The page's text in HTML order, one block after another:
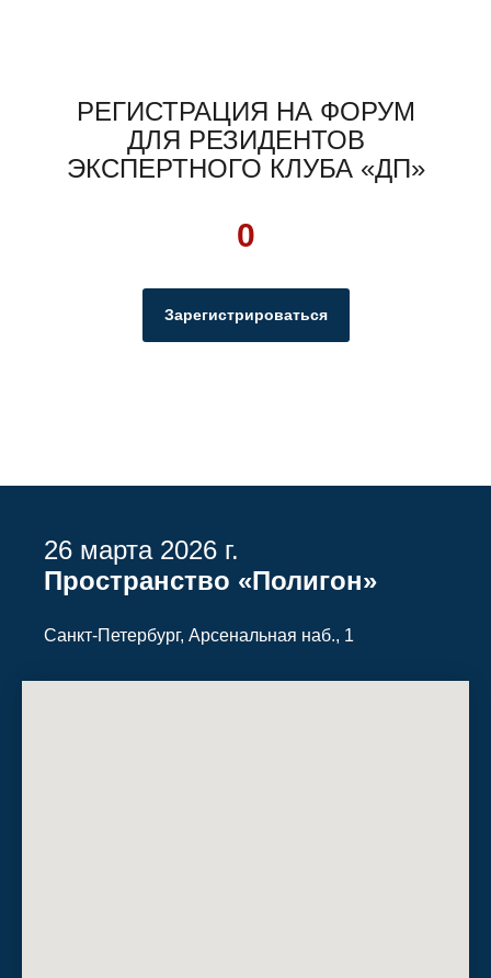
РЕГИСТРАЦИЯ НА ФОРУМ
ДЛЯ РЕЗИДЕНТОВ
ЭКСПЕРТНОГО КЛУБА «ДП»
0
Зарегистрироваться
26 марта 2026 г.
Пространство «Полигон»
Санкт-Петербург, Арсенальная наб., 1